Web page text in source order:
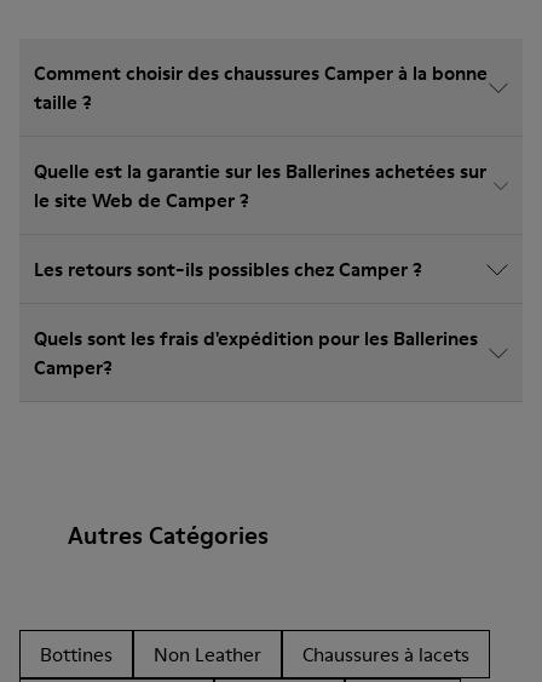
Comment choisir des chaussures Camper à la bonne
taille ?
Quelle est la garantie sur les Ballerines achetées sur
le site Web de Camper ?
Les retours sont-ils possibles chez Camper ?
Quels sont les frais d'expédition pour les Ballerines
Camper?
Autres Catégories
Bottines Non Leather
Chaussures à lacets